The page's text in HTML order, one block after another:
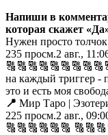
Напиши в
которая скажет
Нужен просто толчок
235 просм.2 авг.,
на каждый триггер -
это и есть моя
📍 Мир Таро |
225 просм.2 авг.,
🔠🔠🔠🔠🔠🔠